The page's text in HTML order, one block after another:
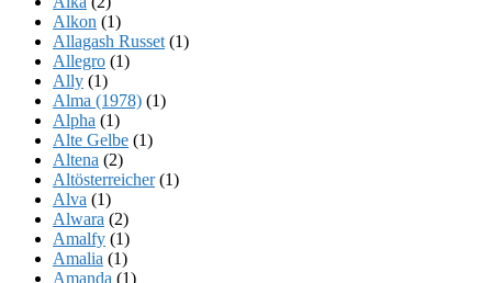
Alkon (1)
Allagash Russet (1)
Allegro (1)
Ally (1)
Alma (1978) (1)
Alpha (1)
Alte Gelbe (1)
Altena (2)
Altösterreicher(1)
Alva (1)
Alwara (2)
Amalfy (1)
Amalia (1)
Amanda (1)